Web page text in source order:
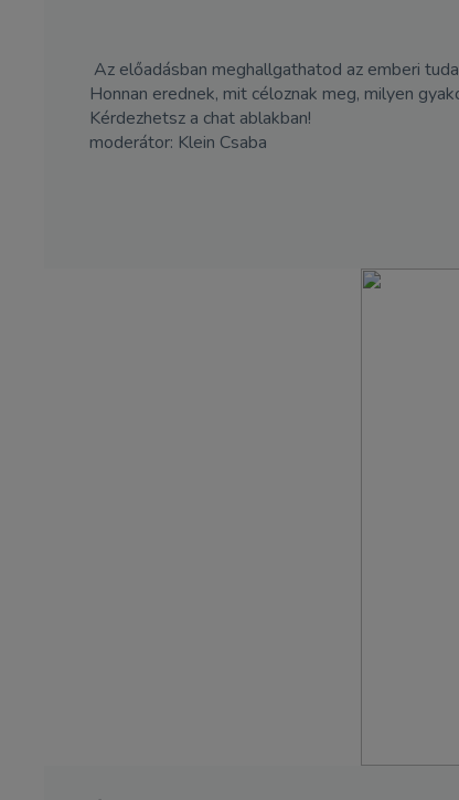
Az előadásban meghallgathatod az emberi
Honnan erednek, mit céloznak meg, milyen
Kérdezhetsz a chat ablakban!
moderátor: Klein Csaba